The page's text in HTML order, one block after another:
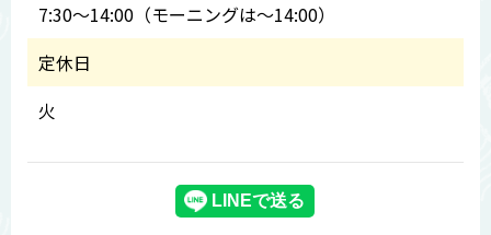
7:30～14:00（モーニングは～14:00）
定休日
火